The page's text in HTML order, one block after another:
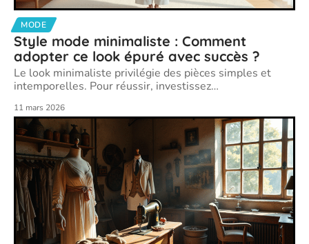
MODE
Style mode minimaliste : Comment
adopter ce look épuré avec succès ?
Le look minimaliste privilégie des pièces simples et
intemporelles. Pour réussir, investissez…
11 mars 2026